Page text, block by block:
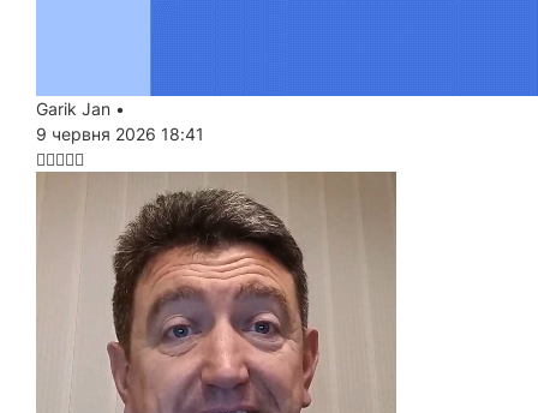
Garik Jan •
9 червня 2026 18:41